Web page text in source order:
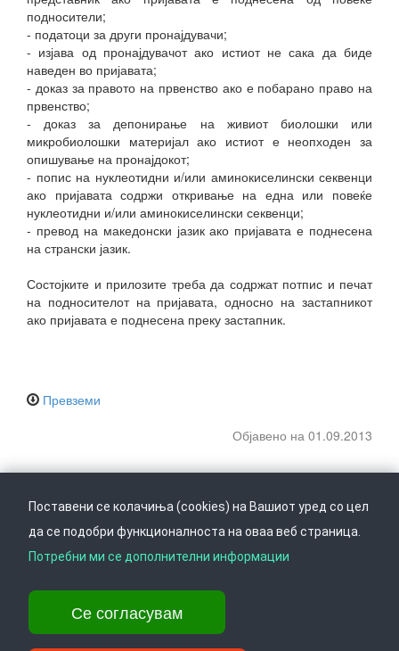
подносители;
- податоци за други пронајдувачи;
- изјава од пронајдувачот ако истиот не сака да биде
наведен во пријавата;
- доказ за правото на првенство ако е побарано право на
првенство;
- доказ за депонирање на живиот биолошки или
микробиолошки материјал ако истиот е неопходен за
опишување на пронајдокот;
- попис на нуклеотидни и/или аминокиселински секвенци
ако пријавата содржи откривање на една или повеќе
нуклеотидни и/или аминокиселински секвенци;
- превод на македонски јазик ако пријавата е поднесена
на странски јазик.
Состојките и прилозите треба да содржат потпис и печат
на подносителот на пријавата, односно на застапникот
ако пријавата е поднесена преку застапник.
Превземи
Објавено на 01.09.2013
Врати се горе Следете не на
Ул. Даме Груев 14, Катна гаража Беко на 1-виот кат, 1000 Скопје,
Поставени се колачиња (cookies) на Вашиот уред со цел
да се подобри функционалноста на оваа веб страница.
Потребни ми се дополнителни информации
Се согласувам